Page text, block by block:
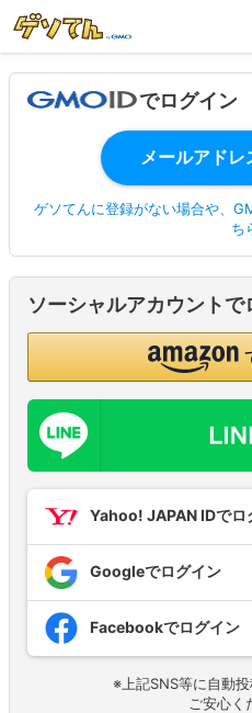
でログイン
ゲソてんに登録がない場合や、
ち
ソーシャルアカウントで
Yahoo! JAPAN IDでロ
Googleでログイン
Facebookでログイン
※上記SNS等に自動
ご安心く